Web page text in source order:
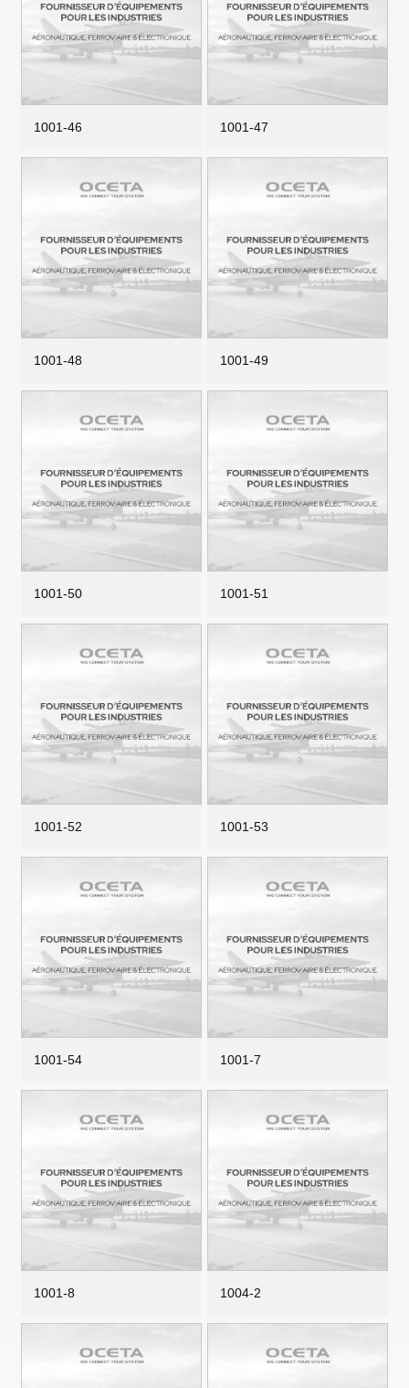
1001-46 1001-47
1001-48 1001-49
1001-50 1001-51
1001-52 1001-53
1001-54 1001-7
1001-8 1004-2